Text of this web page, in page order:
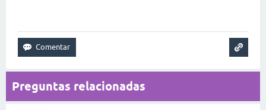
Preguntas relacionadas